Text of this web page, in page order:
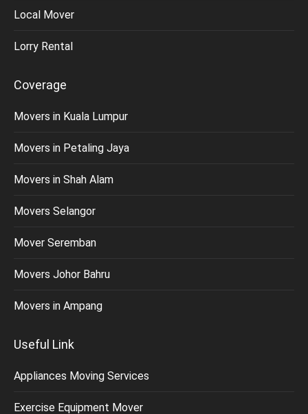
Local Mover
Lorry Rental
Coverage
Movers in Kuala Lumpur
Movers in Petaling Jaya
Movers in Shah Alam
Movers Selangor
Mover Seremban
Movers Johor Bahru
Movers in Ampang
Useful Link
Appliances Moving Services
Exercise Equipment Mover